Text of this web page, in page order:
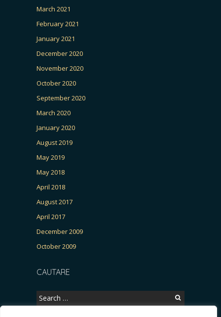
March 2021
February 2021
January 2021
December 2020
November 2020
October 2020
September 2020
March 2020
January 2020
August 2019
May 2019
May 2018
April 2018
August 2017
April 2017
December 2009
October 2009
CAUTARE
Search
for: